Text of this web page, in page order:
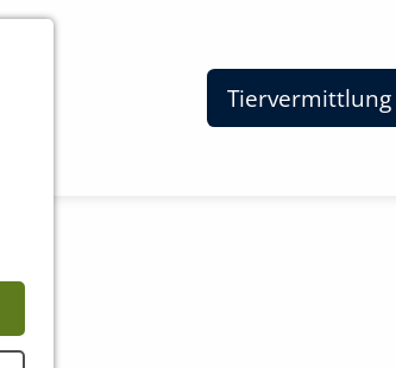
Tiervermittlung